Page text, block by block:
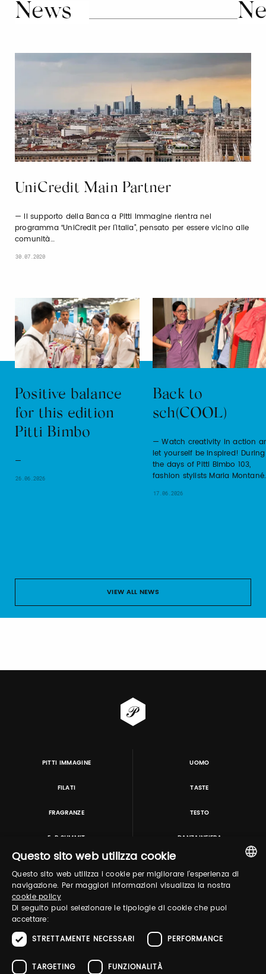
News
UniCredit Main Partner
Il supporto della Banca a Pitti Immagine rientra nel
programma “UniCredit per l’Italia”, pensato per essere vicino alle
comunità…
30.07.2020
Positive balance
for this edition
Pitti Bimbo
26.06.2026
Back to
sch(COOL)
Watch creativity in action
let yourself be inspired! During
the days of Pitti Bimbo 103,
fashion stylists Maria
17.06.2026
VIEW ALL NEWS
PITTI IMMAGINE UOMO
FILATI TASTE
FRAGRANZE TESTO
E-P SUMMIT DANZAINFIERA
TUTORING & CONSULTING
ITALIAN
Questo sito web utilizza cookie
Questo sito web utilizza i cookie per migliorare l'esperienza di
navigazione. Per maggiori informazioni visualizza la nostra
cookie policy
Di seguito puoi selezionare le tipologie di cookie che puoi
accettare:
STRETTAMENTE NECESSARI
PERFORMANCE
TARGETING FUNZIONALITÀ